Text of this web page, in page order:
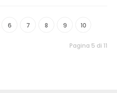
6 7 8 9 10
Pagina 5 di 11